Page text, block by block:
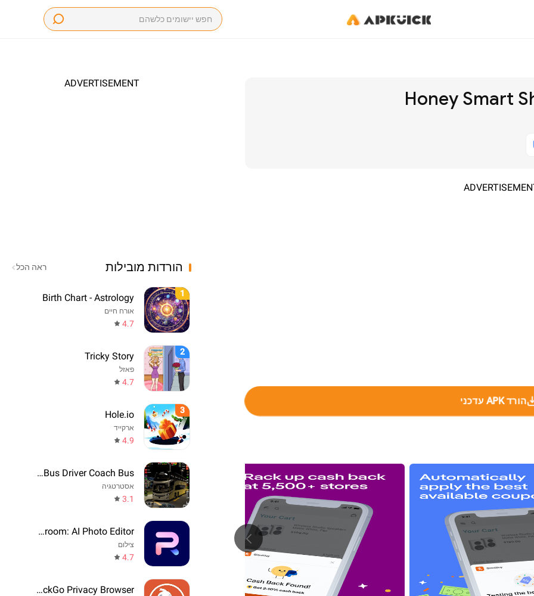
Honey Smart
הורד APK עדכני
ADVERTISEMENT
הורדות מובילות ראה הכל
1
Birth Chart - Astrology
אורח חיים
4.7
2
Tricky Story
פאזל
4.7
3
Hole.io
ארקייד
4.9
Real Bus Driver Coach Bus
אסטרטגיה
3.1
Photoroom: AI Photo Editor
צילום
4.7
DuckDuckGo Privacy Browser